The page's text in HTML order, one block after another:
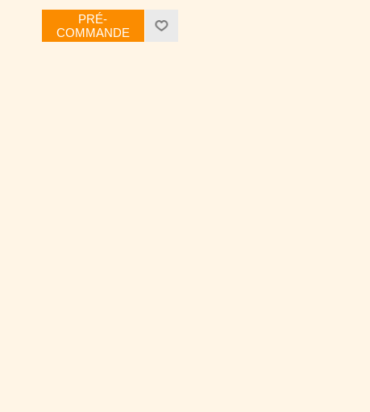
PRÉ-
COMMANDE